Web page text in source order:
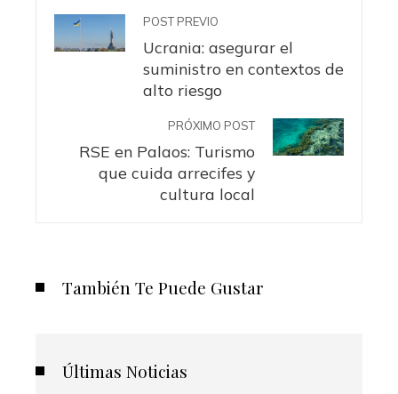
POST PREVIO
Ucrania: asegurar el
suministro en contextos de
alto riesgo
PRÓXIMO POST
RSE en Palaos: Turismo
que cuida arrecifes y
cultura local
También Te Puede Gustar
Últimas Noticias